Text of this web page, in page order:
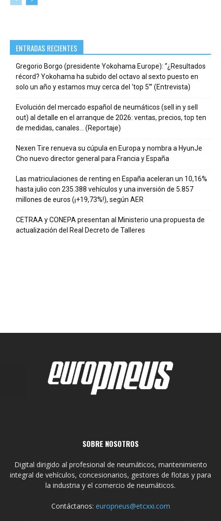
ENTRADAS RECIENTES
Gregorio Borgo (presidente Yokohama Europe): “¿Resultados
récord? Yokohama ha subido del octavo al sexto puesto en
solo un año y estamos muy cerca del ‘top 5’” (Entrevista)
Evolución del mercado español de neumáticos (sell in y sell
out) al detalle en el arranque de 2026: ventas, precios, top ten
de medidas, canales… (Reportaje)
Nexen Tire renueva su cúpula en Europa y nombra a HyunJe
Cho nuevo director general para Francia y España
Las matriculaciones de renting en España aceleran un 10,16%
hasta julio con 235.388 vehículos y una inversión de 5.857
millones de euros (¡+19,73%!), según AER
CETRAA y CONEPA presentan al Ministerio una propuesta de
actualización del Real Decreto de Talleres
SOBRE NOSOTROS
Digital dirigido al profesional de neumáticos, mantenimiento
integral de vehículos, concesionarios, gestores de flotas y para
la industria y el comercio de neumáticos.
Contáctanos: europneus@etcxxi.com